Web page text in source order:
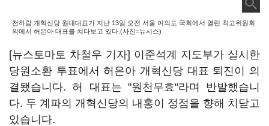
천하람 개혁신당 원내대표가 지난 13일 오전 서울 여의도 국회에서 열린 최고위원회
의에서 허은아 대표를 쳐다보고 있다.(사진=뉴시스)
[뉴스토마토 차철우 기자] 이준석계 지도부가 실시한
당원소환 투표에서 허은아 개혁신당 대표 퇴진이 의
결됐습니다. 허 대표는 "원천무효"라며 반발했습니
다. 두 계파의 개혁신당의 내홍이 정점을 향해 치닫고
있습니다.